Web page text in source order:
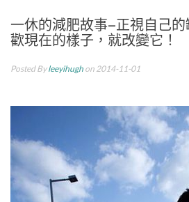
一休的減肥故事–正視自己
歡現在的樣子，就改變它！
Posted Byleeyihugh on 2014-11-01